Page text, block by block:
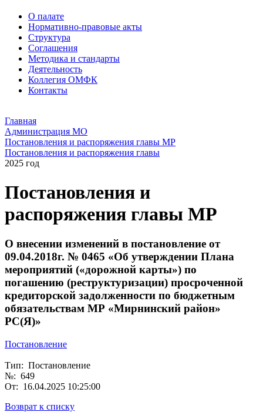
О палате
Нормативно-правовые акты
Структура
Соглашения
Методика и стандарты
Деятельность
Коллегия ОМФК
Контакты
Главная
Администрация МО
Постановления и распоряжения главы МР
Постановления и распоряжения главы
2025 год
Постановления и
распоряжения главы МР
О внесении изменений в постановление от
09.04.2018г. № 0465 «Об утверждении Плана
мероприятий («дорожной карты») по
погашению (реструктуризации) просроченной
кредиторской задолженности по бюджетным
обязательствам МР «Мирнинский район»
РС(Я)»
Постановление
Тип: Постановление
№: 649
От: 16.04.2025 10:25:00
Возврат к списку